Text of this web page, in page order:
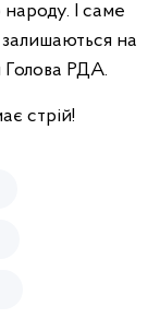
народу. І саме
залишаються на
Голова РДА.
стрій!